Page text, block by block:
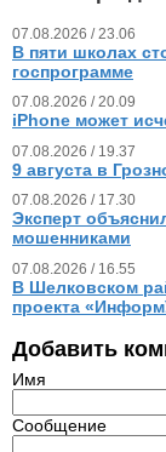
07.08.2026 / 23.06
В пяти школах
госпрограмме
07.08.2026 / 20.09
iPhone может
07.08.2026 / 19.37
9 августа в
07.08.2026 / 17.30
Эксперт
мошенниками
07.08.2026 / 16.55
В Шелковском
проекта
Добавить
Имя
Сообщение